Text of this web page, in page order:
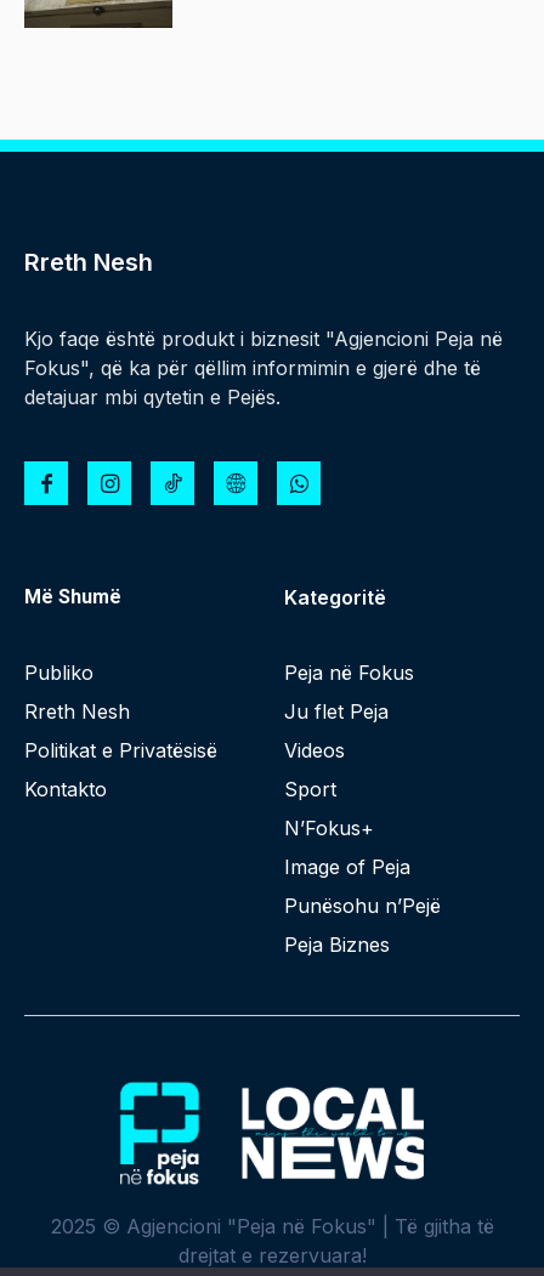
Rreth Nesh
Kjo faqe është produkt i biznesit "Agjencioni Peja në
Fokus", që ka për qëllim informimin e gjerë dhe të
detajuar mbi qytetin e Pejës.
Më Shumë
Publiko
Rreth Nesh
Politikat e Privatësisë
Kontakto
Kategoritë
Peja në Fokus
Ju flet Peja
Videos
Sport
N’Fokus+
Image of Peja
Punësohu n’Pejë
Peja Biznes
2025 © Agjencioni "Peja në Fokus" | Të gjitha të
drejtat e rezervuara!